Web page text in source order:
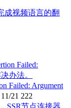
成视频语言的翻
Failed: Argument
11/21 222